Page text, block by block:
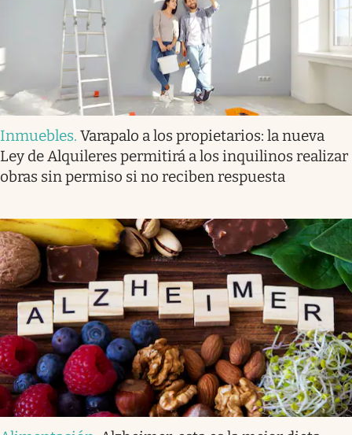
Inmuebles. Varapalo a los propietarios: la nueva
Ley de Alquileres permitirá a los inquilinos realizar
obras sin permiso si no reciben respuesta